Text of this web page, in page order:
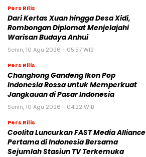
Pers Rilis
Dari Kertas Xuan hingga Desa Xidi,
Rombongan Diplomat Menjelajahi
Warisan Budaya Anhui
Senin, 10 Agu 2026 - 05:57 WIB
Pers Rilis
Changhong Gandeng Ikon Pop
Indonesia Rossa untuk Memperkuat
Jangkauan di Pasar Indonesia
Senin, 10 Agu 2026 - 04:22 WIB
Pers Rilis
Coolita Luncurkan FAST Media Alliance
Pertama di Indonesia Bersama
Sejumlah Stasiun TV Terkemuka